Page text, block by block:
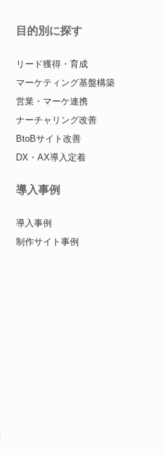
目的別に探す
リード獲得・育成
マーケティング基盤構築
営業・マーケ連携
ナーチャリング改善
BtoBサイト改善
DX・AX導入定着
導入事例
導入事例
制作サイト事例